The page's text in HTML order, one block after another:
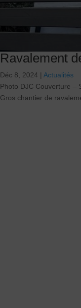
Ravalement
Déc 8, 2024 | Actualités
Photo DJC Couverture –
Gros chantier de